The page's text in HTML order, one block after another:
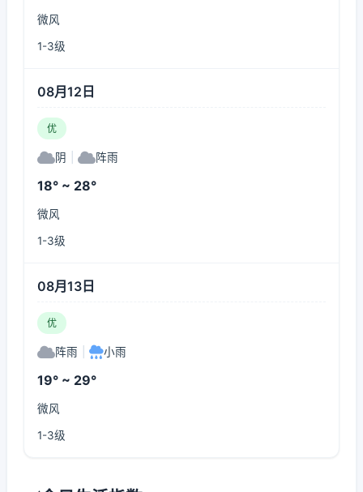
微风
1-3级
08月12日
优
阴 阵雨
18° ~ 28°
微风
1-3级
08月13日
优
阵雨 小雨
19° ~ 29°
微风
1-3级